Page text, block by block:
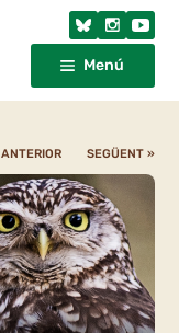
Menú
SEGÜENT »